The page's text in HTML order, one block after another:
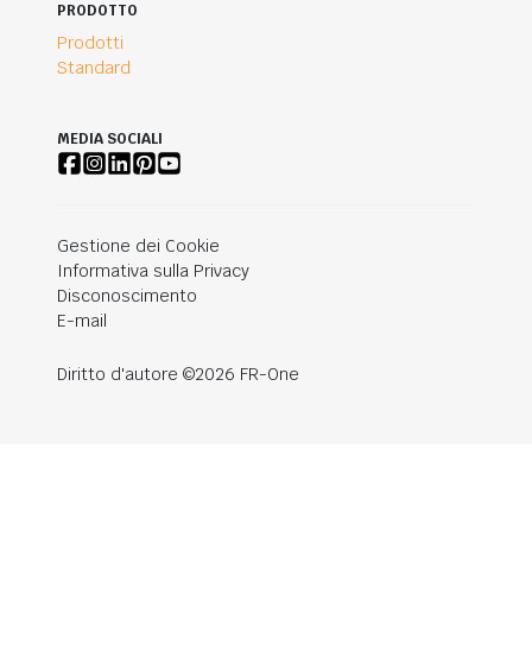
PRODOTTO
Prodotti
Standard
MEDIA SOCIALI
Gestione dei Cookie
Informativa sulla Privacy
Disconoscimento
E-mail
Diritto d'autore ©2026 FR-One